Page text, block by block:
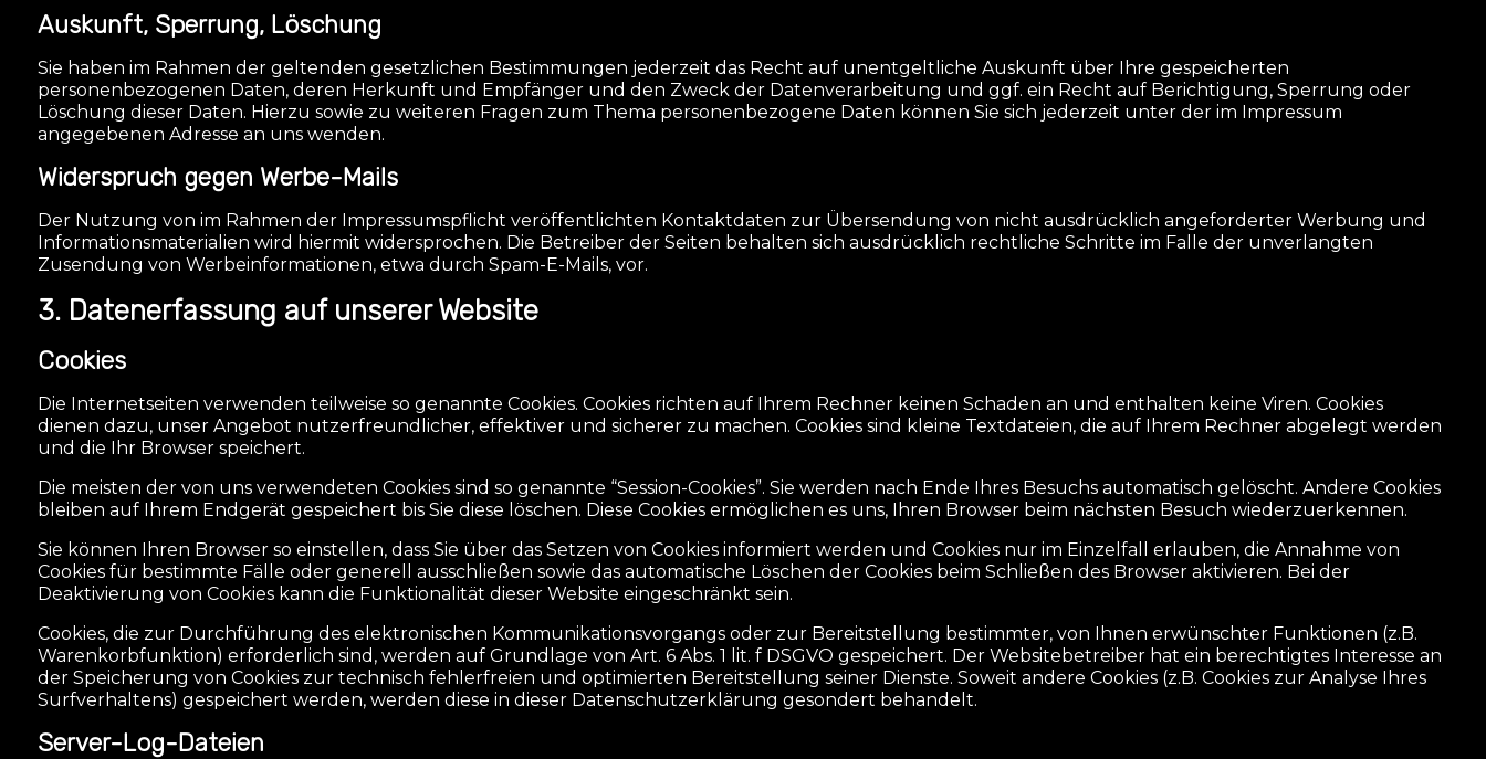
Auskunft, Sperrung, Löschung
Sie haben im Rahmen der geltenden gesetzlichen Bestimmungen jederzeit das Recht auf unentgeltliche Auskunft über Ihre gespeicherten
personenbezogenen Daten, deren Herkunft und Empfänger und den Zweck der Datenverarbeitung und ggf. ein Recht auf Berichtigung, Sperrung oder
Löschung dieser Daten. Hierzu sowie zu weiteren Fragen zum Thema personenbezogene Daten können Sie sich jederzeit unter der im Impressum
angegebenen Adresse an uns wenden.
Widerspruch gegen Werbe-Mails
Der Nutzung von im Rahmen der Impressumspflicht veröffentlichten Kontaktdaten zur Übersendung von nicht ausdrücklich angeforderter Werbung und
Informationsmaterialien wird hiermit widersprochen. Die Betreiber der Seiten behalten sich ausdrücklich rechtliche Schritte im Falle der unverlangten
Zusendung von Werbeinformationen, etwa durch Spam-E-Mails, vor.
3. Datenerfassung auf unserer Website
Cookies
Die Internetseiten verwenden teilweise so genannte Cookies. Cookies richten auf Ihrem Rechner keinen Schaden an und enthalten keine Viren. Cookies
dienen dazu, unser Angebot nutzerfreundlicher, effektiver und sicherer zu machen. Cookies sind kleine Textdateien, die auf Ihrem Rechner abgelegt werden
und die Ihr Browser speichert.
Die meisten der von uns verwendeten Cookies sind so genannte “Session-Cookies”. Sie werden nach Ende Ihres Besuchs automatisch gelöscht. Andere Cookies
bleiben auf Ihrem Endgerät gespeichert bis Sie diese löschen. Diese Cookies ermöglichen es uns, Ihren Browser beim nächsten Besuch wiederzuerkennen.
Sie können Ihren Browser so einstellen, dass Sie über das Setzen von Cookies informiert werden und Cookies nur im Einzelfall erlauben, die Annahme von
Cookies für bestimmte Fälle oder generell ausschließen sowie das automatische Löschen der Cookies beim Schließen des Browser aktivieren. Bei der
Deaktivierung von Cookies kann die Funktionalität dieser Website eingeschränkt sein.
Cookies, die zur Durchführung des elektronischen Kommunikationsvorgangs oder zur Bereitstellung bestimmter, von Ihnen erwünschter Funktionen (z.B.
Warenkorbfunktion) erforderlich sind, werden auf Grundlage von Art. 6 Abs. 1 lit. f DSGVO gespeichert. Der Websitebetreiber hat ein berechtigtes Interesse an
der Speicherung von Cookies zur technisch fehlerfreien und optimierten Bereitstellung seiner Dienste. Soweit andere Cookies (z.B. Cookies zur Analyse Ihres
Surfverhaltens) gespeichert werden, werden diese in dieser Datenschutzerklärung gesondert behandelt.
Server-Log-Dateien